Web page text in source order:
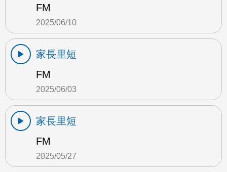
FM
2025/06/10
家長里短
FM
2025/06/03
家長里短
FM
2025/05/27